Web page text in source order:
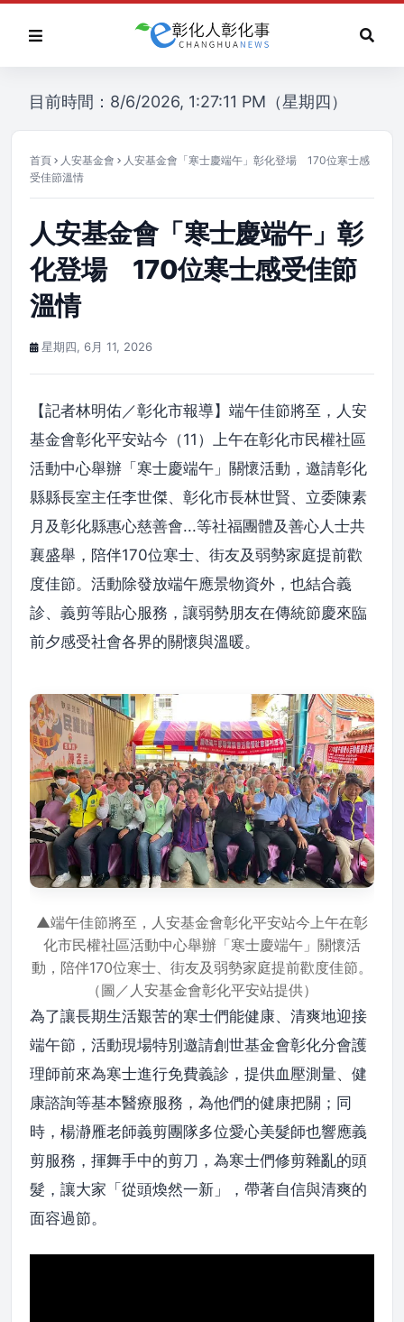
目前時間：8/6/2026, 1:27:11 PM（星期四）
首頁 人安基金會
人安基金會「寒士慶端午」彰化登場 170位寒士感
受佳節溫情
人安基金會「寒士慶端午」彰
化登場 170位寒士感受佳節
溫情
星期四, 6月 11, 2026
【記者林明佑／彰化市報導】端午佳節將至，人安
基金會彰化平安站今（11）上午在彰化市民權社區
活動中心舉辦「寒士慶端午」關懷活動，邀請彰化
縣縣長室主任李世傑、彰化市長林世賢、立委陳素
月及彰化縣惠心慈善會...等社福團體及善心人士共
襄盛舉，陪伴170位寒士、街友及弱勢家庭提前歡
度佳節。活動除發放端午應景物資外，也結合義
診、義剪等貼心服務，讓弱勢朋友在傳統節慶來臨
前夕感受社會各界的關懷與溫暖。
▲端午佳節將至，人安基金會彰化平安站今上午在彰
化市民權社區活動中心舉辦「寒士慶端午」關懷活
動，陪伴170位寒士、街友及弱勢家庭提前歡度佳節。
（圖／人安基金會彰化平安站提供）
為了讓長期生活艱苦的寒士們能健康、清爽地迎接
端午節，活動現場特別邀請創世基金會彰化分會護
理師前來為寒士進行免費義診，提供血壓測量、健
康諮詢等基本醫療服務，為他們的健康把關；同
時，楊瀞雁老師義剪團隊多位愛心美髮師也響應義
剪服務，揮舞手中的剪刀，為寒士們修剪雜亂的頭
髮，讓大家「從頭煥然一新」，帶著自信與清爽的
面容過節。